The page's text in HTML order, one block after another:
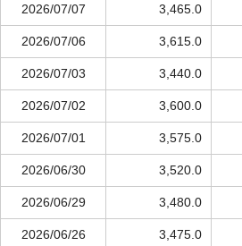
2026/07/07 3,465.0
2026/07/06 3,615.0
2026/07/03 3,440.0
2026/07/02 3,600.0
2026/07/01 3,575.0
2026/06/30 3,520.0
2026/06/29 3,480.0
2026/06/26 3,475.0